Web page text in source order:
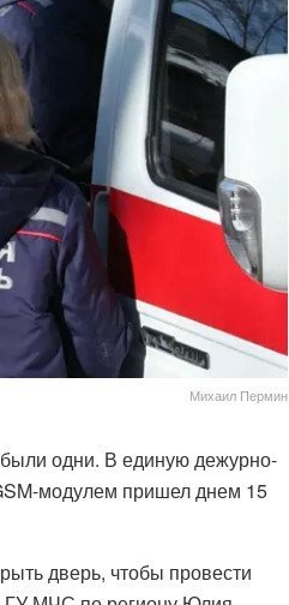
Михаил Пермин
одни. В единую дежурно-
модулем пришел днем 15
дверь, чтобы провести